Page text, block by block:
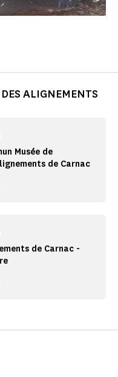
ALIGNEMENTS
Musée de
de Carnac
de Carnac -